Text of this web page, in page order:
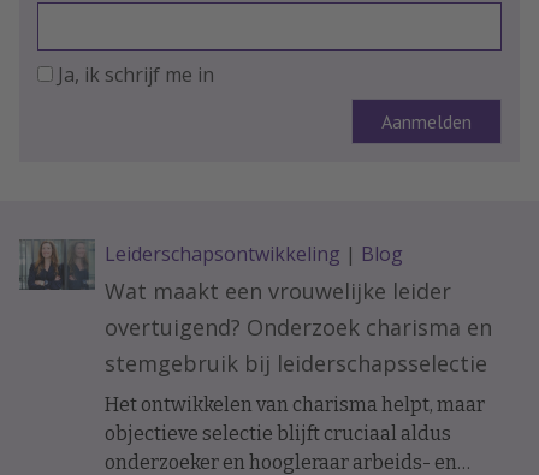
Ja, ik schrijf me in
Leiderschapsontwikkeling | Blog
Wat maakt een vrouwelijke leider
overtuigend? Onderzoek charisma en
stemgebruik bij leiderschapsselectie
Het ontwikkelen van charisma helpt, maar
objectieve selectie blijft cruciaal aldus
onderzoeker en hoogleraar arbeids- en